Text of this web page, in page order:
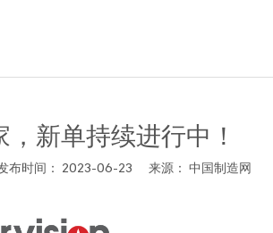
新单持续进行中！
时间： 2023-06-23 来源： 中国制造网